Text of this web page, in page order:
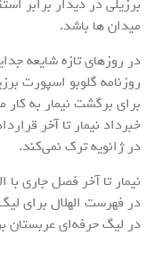
برزیلی در دیدار برابر
میدان ها باشد.
در روزهای تازه شایعه
روزنامه گلوبو اسپورت
برای برگشت نیمار به کار
خبرداد نیمار تا آخر
در ژانویه ترک نمی‌کند.
نیمار تا آخر فصل جاری با
در فهرست الهلال برای
در لیگ حرفه‌ای عربستان